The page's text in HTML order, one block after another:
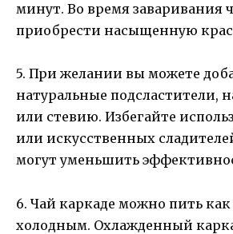
минут. Во время заваривания
приобрести насыщенную
5. При желании вы можете
натуральные подсластители,
или стевию. Избегайте
или искусственных
могут уменьшить
6. Чай каркаде можно пить
холодным. Охлажденный